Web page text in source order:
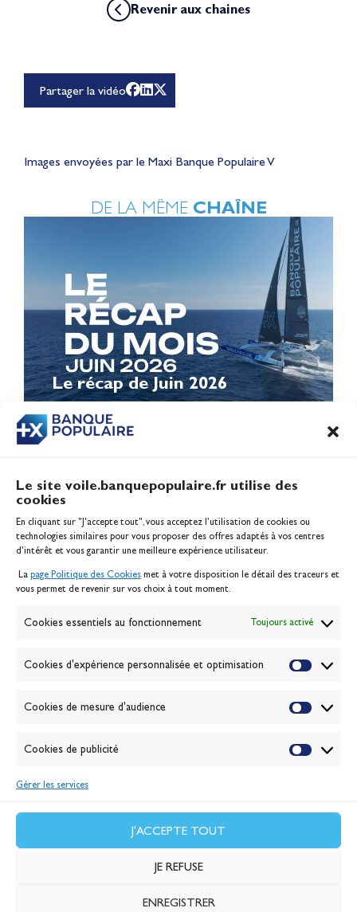
Le site voile.banquepopulaire.fr utilise des
cookies
En cliquant sur "J'accepte tout", vous acceptez l’utilisation de cookies ou
technologies similaires pour vous proposer des offres adaptés à vos centres
d’intérêt et vous garantir une meilleure expérience utilisateur.
La page Politique des Cookies met à votre disposition le détail des traceurs et
vous permet de revenir sur vos choix à tout moment.
Cookies essentiels au fonctionnement Toujours activé
Cookies d'expérience personnalisée et optimisation
Cookies de mesure d'audience
Cookies de publicité
Gérer les services
J'ACCEPTE TOUT
JE REFUSE
ENREGISTRER
Revenir aux chaines
optimisation" dont YouTube fait partie en
Partager la vidéo
Images envoyées par le Maxi Banque Populaire V
DE LA MÊME CHAÎNE
Le récap de Juin 2026
Inscription serveur média
Contact
Politique des cookies
Banque de la voile
Passion Voile TV
ABONNEZ-VOUS
J'accepte lapolitique de confidentialité